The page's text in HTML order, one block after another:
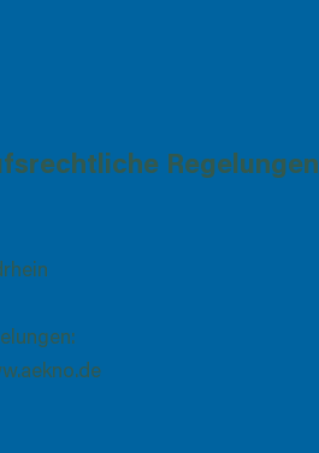
Regelungen